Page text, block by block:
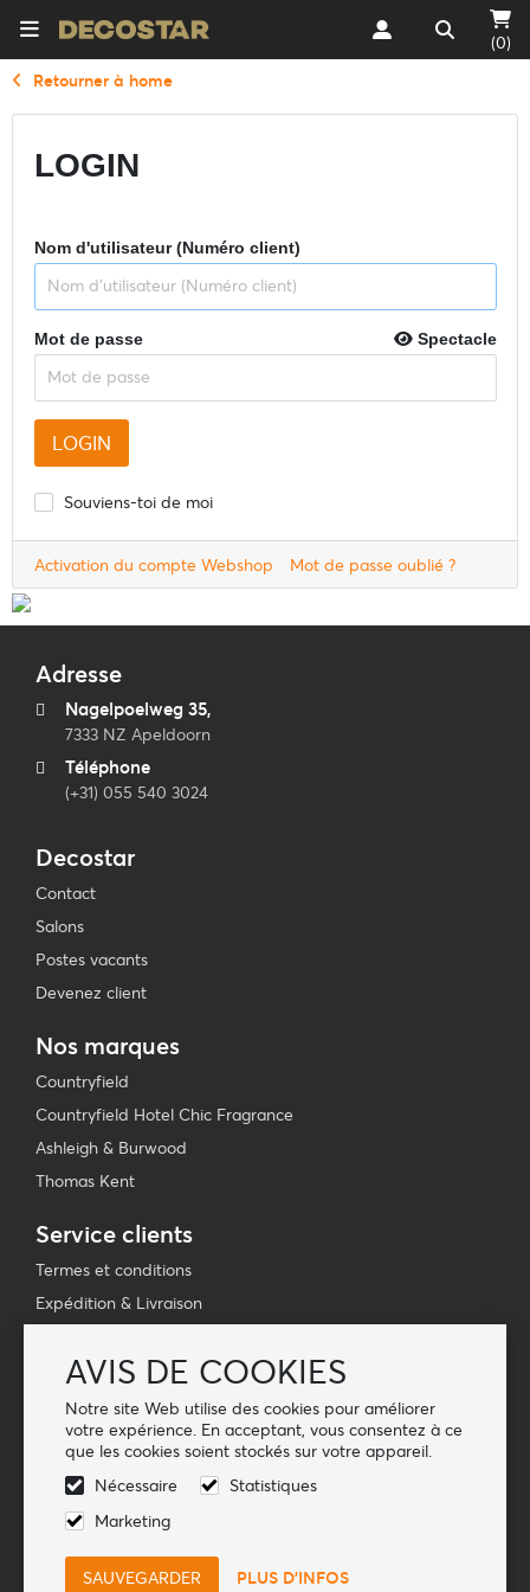
AVIS DE COOKIES
Notre site Web utilise des cookies pour améliorer
votre expérience. En acceptant, vous consentez à ce
que les cookies soient stockés sur votre appareil.
Nécessaire
Statistiques
Marketing
PLUS D'INFOS
(0)
Retourner à home
LOGIN
Nom d'utilisateur (Numéro client)
Mot de passe Spectacle
Souviens-toi de moi
Activation du compte Webshop Mot de passe oublié ?
Adresse
Nagelpoelweg 35,
7333 NZ Apeldoorn
Téléphone
(+31) 055 540 3024
Decostar
Contact
Salons
Postes vacants
Devenez client
Nos marques
Countryfield
Countryfield Hotel Chic Fragrance
Ashleigh & Burwood
Thomas Kent
Service clients
Termes et conditions
Expédition & Livraison
Manuel du webshop
FAQ
Suivez-nous